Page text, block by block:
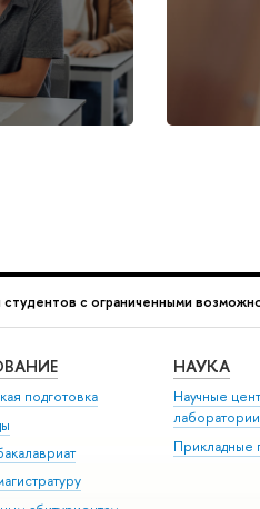
с ограниченными
подготовка
НАУКА
Научные
лаборатории
Прикладные